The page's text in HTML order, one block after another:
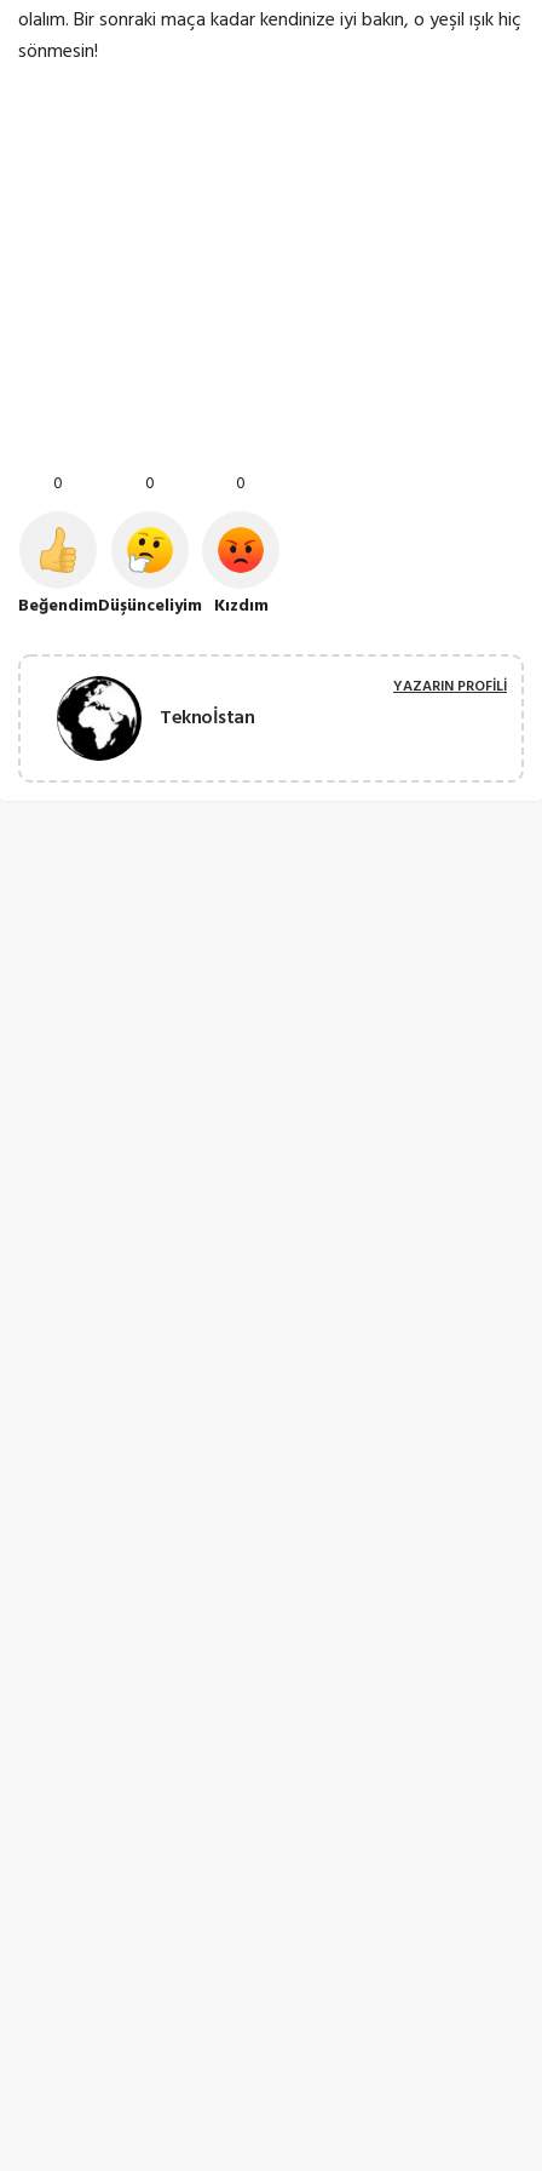
olalım. Bir sonraki maça kadar kendinize iyi bakın, o yeşil ışık hiç
sönmesin!
0
Beğendim
0
Düşünceliyim
0
Kızdım
Teknoİstan
YAZARIN PROFILI